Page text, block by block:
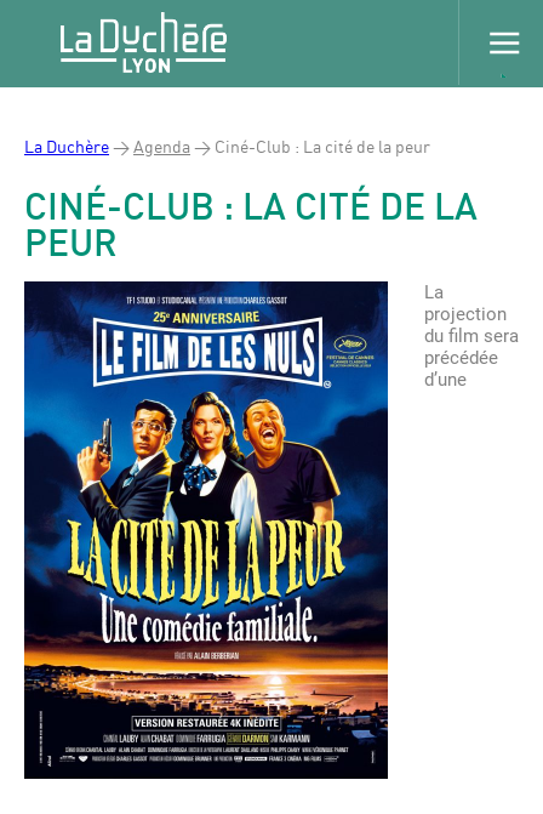
La Duchère>Agenda > Ciné-Club : La cité de la peur
CINÉ-CLUB : LA CITÉ DE LA
PEUR
La
projection
du film sera
précédée
d’une